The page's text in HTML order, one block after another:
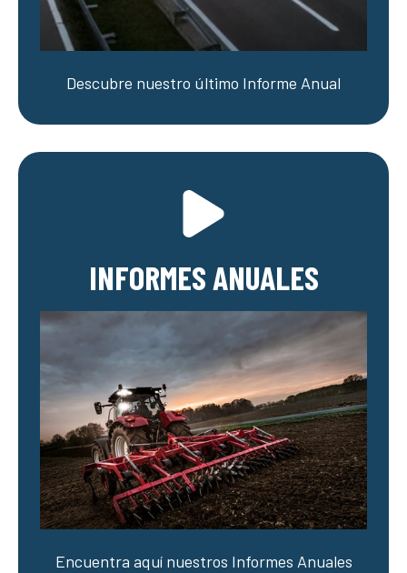
Descubre nuestro último Informe Anual
INFORMES ANUALES
Encuentra aquí nuestros Informes Anuales